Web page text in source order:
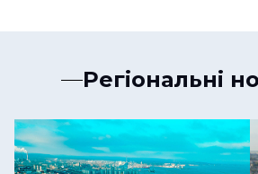
Регіональні